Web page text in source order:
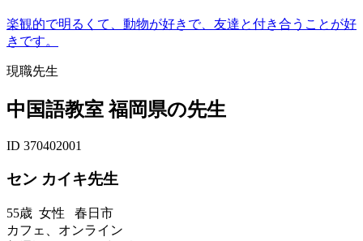
楽観的で明るくて、動物が好きで、友達と付き合うことが好
きです。
現職先生
中国語教室 福岡県の先生
ID 370402001
セン カイキ先生
55歳 女性 春日市
カフェ、オンライン